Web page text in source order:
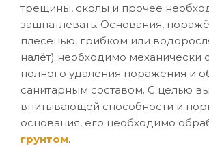
трещины, сколы и прочее
зашпатлевать. Основания,
плесенью, грибком или
налёт) необходимо механически
полного удаления поражения и
санитарным составом. С целью
впитывающей способности и
основания, его необходимо
грунтом.